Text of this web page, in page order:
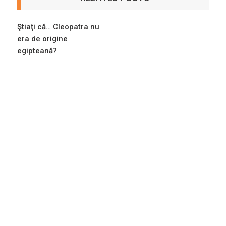
Ştiaţi că… Cleopatra nu
era de origine
egipteană?